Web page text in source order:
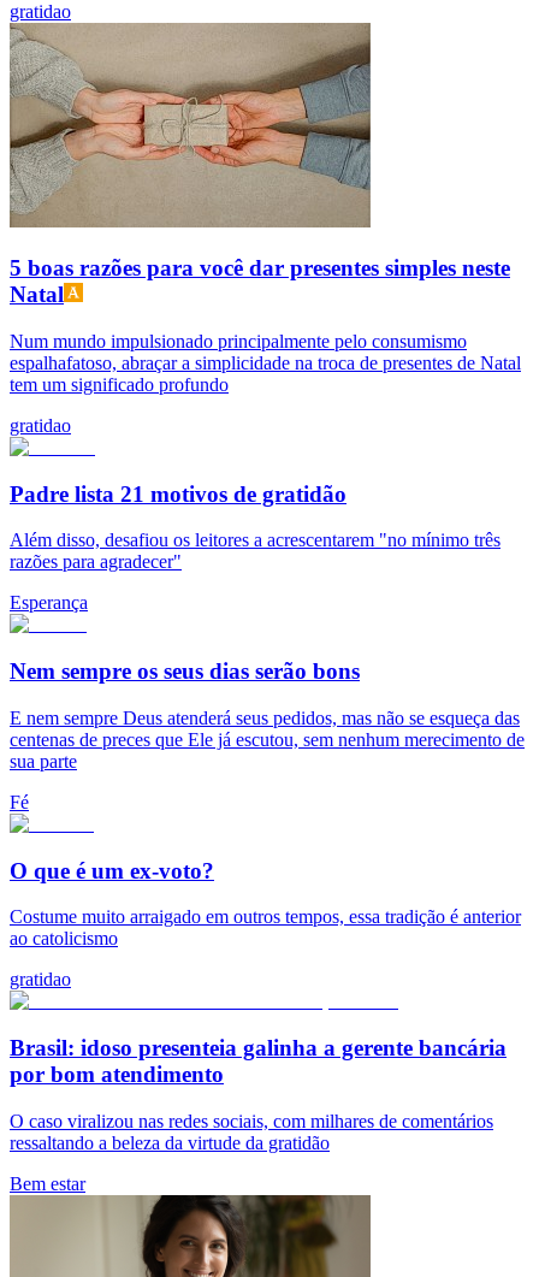
gratidao
5 boas razões para você dar presentes simples neste
Natal
Num mundo impulsionado principalmente pelo consumismo
espalhafatoso, abraçar a simplicidade na troca de presentes de Natal
tem um significado profundo
gratidao
Padre lista 21 motivos de gratidão
Além disso, desafiou os leitores a acrescentarem "no mínimo três
razões para agradecer"
Esperança
Nem sempre os seus dias serão bons
E nem sempre Deus atenderá seus pedidos, mas não se esqueça das
centenas de preces que Ele já escutou, sem nenhum merecimento de
sua parte
Fé
O que é um ex-voto?
Costume muito arraigado em outros tempos, essa tradição é anterior
ao catolicismo
gratidao
Brasil: idoso presenteia galinha a gerente bancária
por bom atendimento
O caso viralizou nas redes sociais, com milhares de comentários
ressaltando a beleza da virtude da gratidão
Bem estar